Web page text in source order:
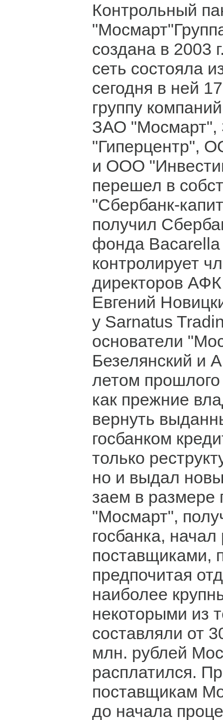
Контрольный
создана в 2003
сеть состояла
сегодня в ней
группу
ЗАО
"Гиперцентр",
и ООО
перешел в
"Сбербанк-
получил
фонда Bacarella
контролирует
директоров
Евгений
у Sarnatus
основатели
Безелянский и
летом прошлого
как прежние
вернуть
госбанком
только
но и выдал
заем в размере
"Мосмарт",
госбанка,
поставщиками,
предпочитая
наиболее
некоторыми из
составляли от
млн. рублей
расплатился.
поставщикам
до начала